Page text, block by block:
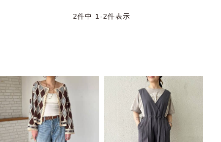
2件中 1 -2件表示